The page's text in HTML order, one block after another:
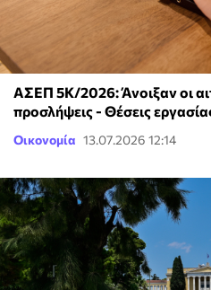
ΑΣΕΠ 5Κ/2026: Άνοιξαν οι
προσλήψεις - Θέσεις
Οικονομία 13.07.2026 12:14